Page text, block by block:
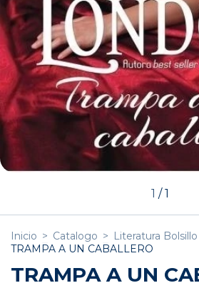
1 /1
Inicio > Catalogo > Literatura Bolsillo
TRAMPA A UN CABALLERO
TRAMPA A UN